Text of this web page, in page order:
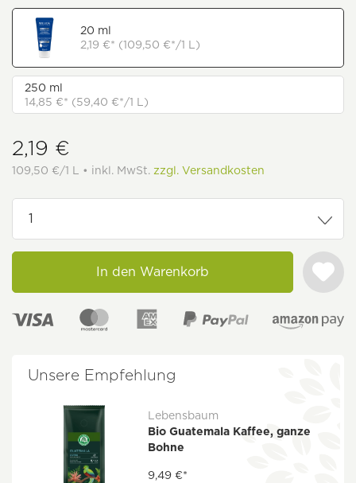
20 ml
2,19 €* (109,50 €*/1 L)
250 ml
14,85 €* (59,40 €*/1 L)
2,19 €
109,50 €/1 L • inkl. MwSt. zzgl. Versandkosten
In den Warenkorb
Unsere Empfehlung
Lebensbaum
Bio Guatemala Kaffee, ganze
Bohne
9,49 €*